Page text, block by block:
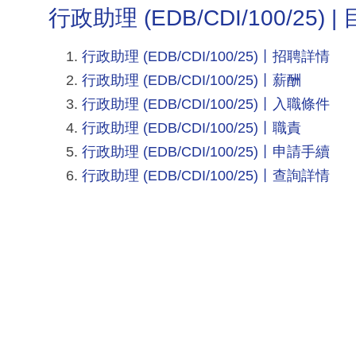
行政助理 (EDB/CDI/100/25) |
行政助理 (EDB/CDI/100/25)丨招聘詳情
行政助理 (EDB/CDI/100/25)丨薪酬
行政助理 (EDB/CDI/100/25)丨入職條件
行政助理 (EDB/CDI/100/25)丨職責
行政助理 (EDB/CDI/100/25)丨申請手續
行政助理 (EDB/CDI/100/25)丨查詢詳情